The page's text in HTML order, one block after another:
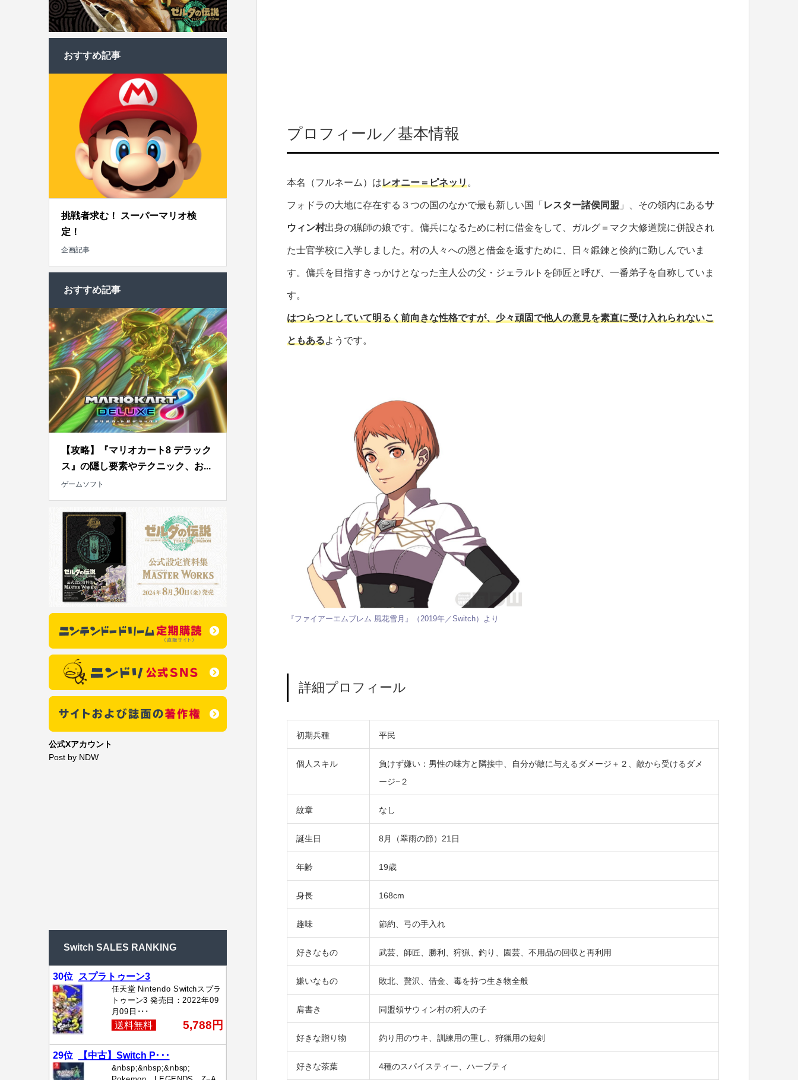
プロフィール／基本情報
本名（フルネーム）はレオニー＝ピネッリ 。
フォドラの大地に存在する３つの国のなかで最も新しい国「 レスター諸侯同盟 」、その領内にあるサ
ウィン村出身の猟師の娘です。傭兵になるために村に借金をして、ガルグ＝マク大修道院に併設され
た士官学校に入学しました。村の人々への恩と借金を返すために、日々鍛錬と倹約に勤しんでいま
す。傭兵を目指すきっかけとなった主人公の父・ジェラルトを師匠と呼び、一番弟子を自称していま
す。
はつらつとしていて明るく前向きな性格ですが、少々頑固で他人の意見を素直に受け入れられないこ
ともあるようです。
『ファイアーエムブレム 風花雪月』（2019年／Switch）より
詳細プロフィール
初期兵種 平民
個人スキル
負けず嫌い：男性の味方と隣接中、自分が敵に与えるダメージ＋２、敵から受けるダメ
ージ−２
紋章 なし
誕生日 8月（翠雨の節）21日
年齢 19歳
身長 168cm
趣味 節約、弓の手入れ
好きなもの 武芸、師匠、勝利、狩猟、釣り、園芸、不用品の回収と再利用
嫌いなもの 敗北、贅沢、借金、毒を持つ生き物全般
肩書き 同盟領サウィン村の狩人の子
好きな贈り物 釣り用のウキ、訓練用の重し、狩猟用の短剣
好きな茶葉 4種のスパイスティー、ハーブティ
おすすめ記事
挑戦者求む！ スーパーマリオ検
定！
企画記事
おすすめ記事
【攻略】『マリオカート8 デラック
ス』の隠し要素やテクニック、お...
ゲームソフト
公式Xアカウント
Post by NDW
Switch SALES RANKING